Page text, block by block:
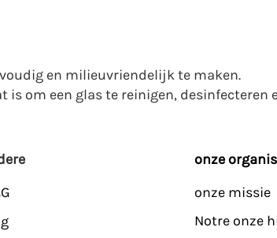
en milieuvriendelijk te maken.
om een glas te reinigen, desinfecteren
onze
onze missie
Notre onze